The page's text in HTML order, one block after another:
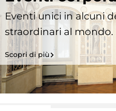
Eventi unici in alcuni
straordinari al mondo.
Scopri di più